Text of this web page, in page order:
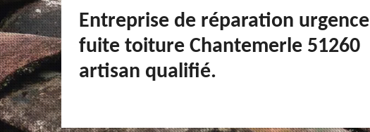
Entreprise de réparation urgence
fuite toiture Chantemerle 51260
artisan qualifié.